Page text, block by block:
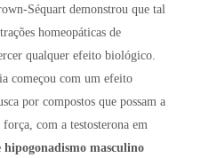
Séquart demonstrou que tal
homeopáticas de
qualquer efeito biológico.
começou com um efeito
por compostos que possam a
com a testosterona em
hipogonadismo masculino